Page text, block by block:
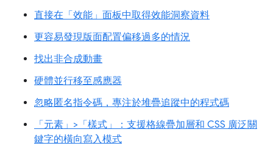
直接在「效能」面板中取得效能洞察資料
更容易發現版面配置偏移過多的情況
找出非合成動畫
硬體並行移至感應器
忽略匿名指令碼，專注於堆疊追蹤中的程式碼
「元素」>「樣式」：支援格線疊加層和 CSS 廣泛關
鍵字的橫向寫入模式